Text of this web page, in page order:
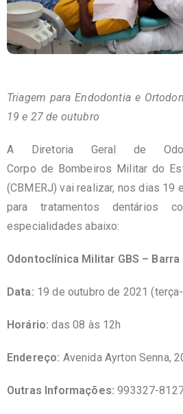
Triagem para Endodontia e
19 e 27 de outubro
A Diretoria Geral de
Corpo de Bombeiros Militar do
(CBMERJ) vai realizar, nos dias 19
para tratamentos dentários
especialidades abaixo:
Odontoclínica Militar GBS –
Data: 19 de outubro de 2021
Horário:das 08 às 12h
Endereço: Avenida Ayrton Senna,
Outras Informações: 993327-